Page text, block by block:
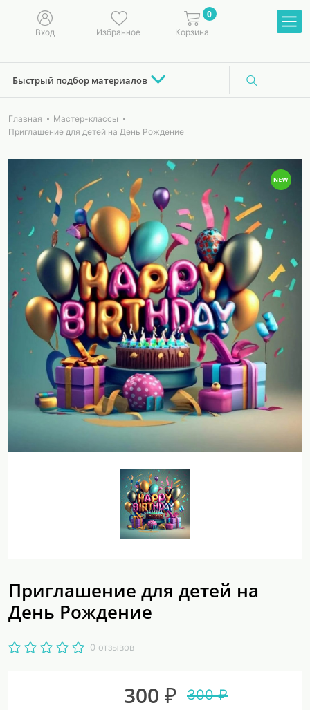
Вход Избранное
0
Корзина
Быстрый подбор материалов
Главная
Мастер-классы
Приглашение для детей на День Рождение
Приглашение для детей на
День Рождение
0 отзывов
300 ₽ 300 ₽